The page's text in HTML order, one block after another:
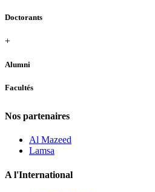
Doctorants
+
Alumni
Facultés
Nos partenaires
Al Mazeed
Lamsa
A l'International